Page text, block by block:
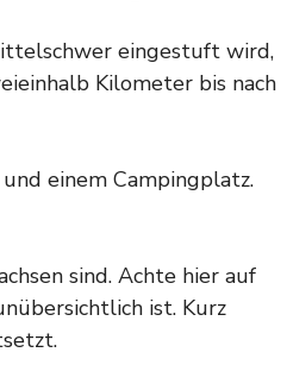
eingestuft wird,
Kilometer bis nach
einem Campingplatz.
sind. Achte hier auf
ist. Kurz